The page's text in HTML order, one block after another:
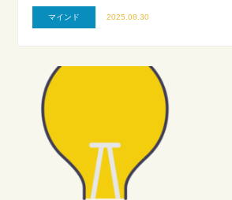
マインド 2025.08.30